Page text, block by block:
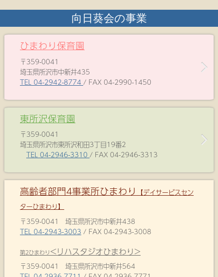
向日葵会の事業
ひまわり保育園
〒359-0041
埼玉県所沢市中新井435
TEL 04-2942-8774/ FAX 04-2990-1450
東所沢保育園
〒359-0041
埼玉県所沢市東所沢和田3丁目19番2
TEL 04-2946-3310 / FAX 04-2946-3313
高齢者部門4事業所ひまわり
【デイサービスセン
ターひまわり】
〒359-0041 埼玉県所沢市中新井438
TEL 04-2943-3003 / FAX 04-2943-3008
第2ひまわり<リハスタジオひまわり>
〒359-0041 埼玉県所沢市中新井564